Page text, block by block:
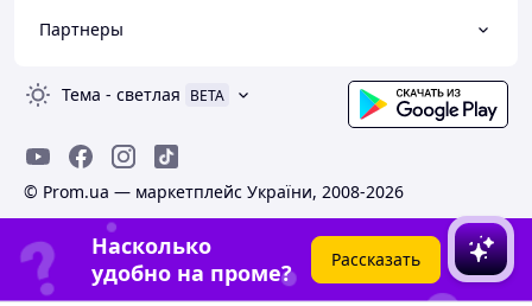
Партнеры
Тема - светлая BETA
© Prom.ua — маркетплейс України, 2008-2026
Насколько
удобно на проме?
Рассказать